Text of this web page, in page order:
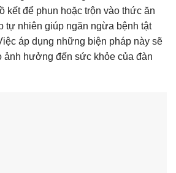
kết để phun hoặc trộn vào thức ăn
tự nhiên giúp ngăn ngừa bệnh tật
áp dụng những biện pháp này sẽ
ảnh hưởng đến sức khỏe của đàn